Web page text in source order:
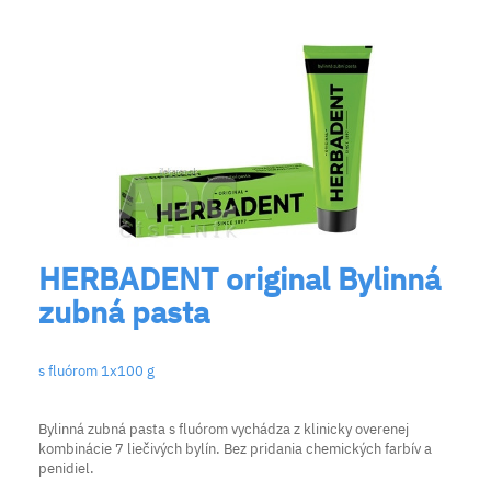
HERBADENT original Bylinná
zubná pasta
s fluórom 1x100 g
Bylinná zubná pasta s fluórom vychádza z klinicky overenej
kombinácie 7 liečivých bylín. Bez pridania chemických farbív a
penidiel.